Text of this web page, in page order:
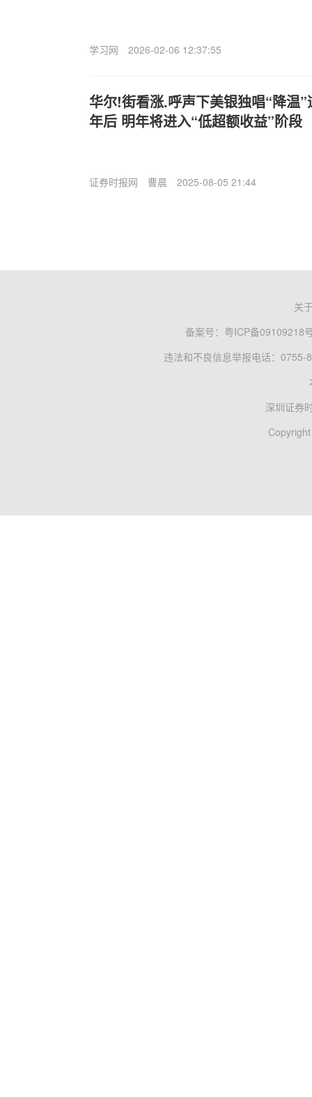
学习网 2026-02-06 12:37:55
华尔!街看涨.呼声下美银独唱“降温
年后 明年将进入“低超额收益”阶段
证券时报网 曹晨 2025-08-05 21:44
关
备案号： 粤ICP备09109218
违法和不良信息举报电话：0755-
深圳证券